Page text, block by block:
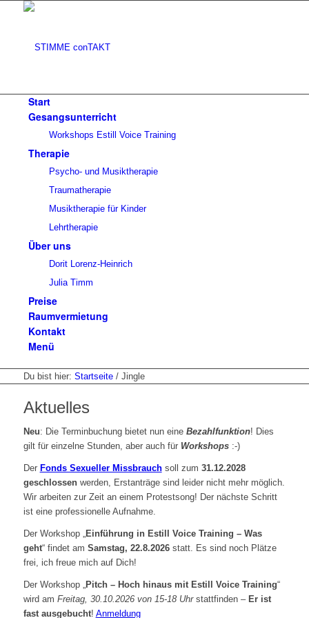
Start
Gesangsunterricht
Workshops Estill Voice Training
Therapie
Psycho- und Musiktherapie
Traumatherapie
Musiktherapie für Kinder
Lehrtherapie
Über uns
Dorit Lorenz-Heinrich
Julia Timm
Preise
Raumvermietung
Kontakt
Menü
Du bist hier: Startseite / Jingle
Aktuelles
Neu: Die Terminbuchung bietet nun eine Bezahlfunktion! Dies
gilt für einzelne Stunden, aber auch für Workshops :-)
Der Fonds Sexueller Missbrauchsoll zum 31.12.2028
geschlossenwerden, Erstanträge sind leider nicht mehr möglich.
Wir arbeiten zur Zeit an einem Protestsong! Der nächste Schritt
ist eine professionelle Aufnahme.
Der Workshop „Einführung in Estill Voice Training – Was
geht“ findet am Samstag, 22.8.2026statt. Es sind noch Plätze
frei, ich freue mich auf Dich!
Der Workshop „Pitch – Hoch hinaus mit Estill Voice Training“
wird am Freitag, 30.10.2026 von 15-18 Uhrstattfinden – Er ist
fast ausgebucht! Anmeldung